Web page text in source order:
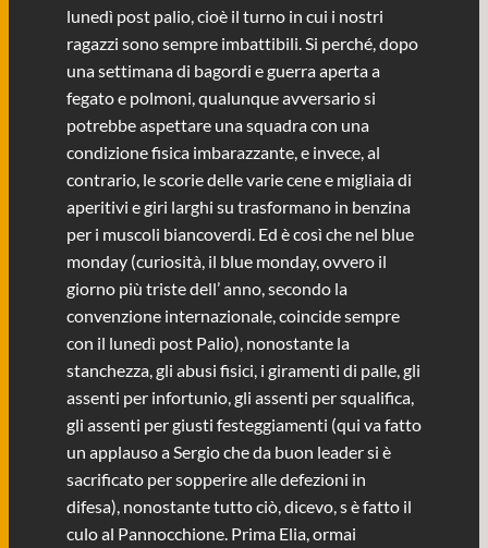
lunedì post palio, cioè il turno in cui i nostri
ragazzi sono sempre imbattibili. Si perché, dopo
una settimana di bagordi e guerra aperta a
fegato e polmoni, qualunque avversario si
potrebbe aspettare una squadra con una
condizione fisica imbarazzante, e invece, al
contrario, le scorie delle varie cene e migliaia di
aperitivi e giri larghi su trasformano in benzina
per i muscoli biancoverdi. Ed è così che nel blue
monday (curiosità, il blue monday, ovvero il
giorno più triste dell’ anno, secondo la
convenzione internazionale, coincide sempre
con il lunedì post Palio), nonostante la
stanchezza, gli abusi fisici, i giramenti di palle, gli
assenti per infortunio, gli assenti per squalifica,
gli assenti per giusti festeggiamenti (qui va fatto
un applauso a Sergio che da buon leader si è
sacrificato per sopperire alle defezioni in
difesa), nonostante tutto ciò, dicevo, s è fatto il
culo al Pannocchione. Prima Elia, ormai